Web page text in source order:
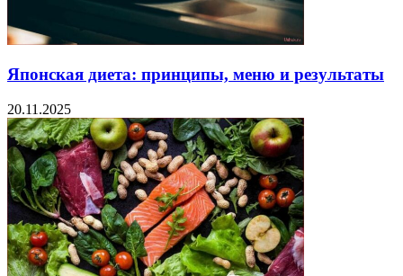
Японская диета: принципы, меню и результаты
20.11.2025